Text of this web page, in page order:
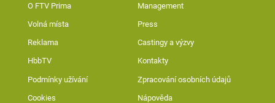
O FTV Prima Management
Volná místa Press
Reklama Castingy a výzvy
HbbTV Kontakty
Podmínky užívání Zpracování osobních údajů
Cookies Nápověda